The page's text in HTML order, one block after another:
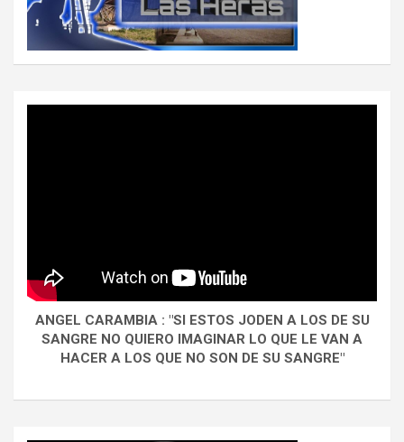
ANGEL CARAMBIA : "SI ESTOS JODEN A LOS DE SU
SANGRE NO QUIERO IMAGINAR LO QUE LE VAN A
HACER A LOS QUE NO SON DE SU SANGRE"